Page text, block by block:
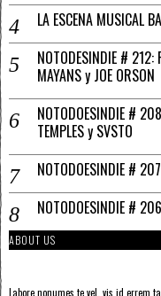
LA ESCENA MUSICAL
NOTODESINDIE # 212:
MAYANS y JOE ORSON
NOTODOESINDIE #
TEMPLES y SVSTO
NOTODOESINDIE #
NOTODOESINDIE #
ABOUT US
Labore nonumes te vel, vis id errem